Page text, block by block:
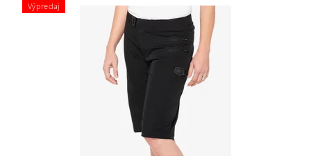
Výpredaj